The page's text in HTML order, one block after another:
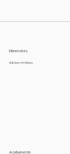
Dimensões
∅60cm H=50cm
Acabamento